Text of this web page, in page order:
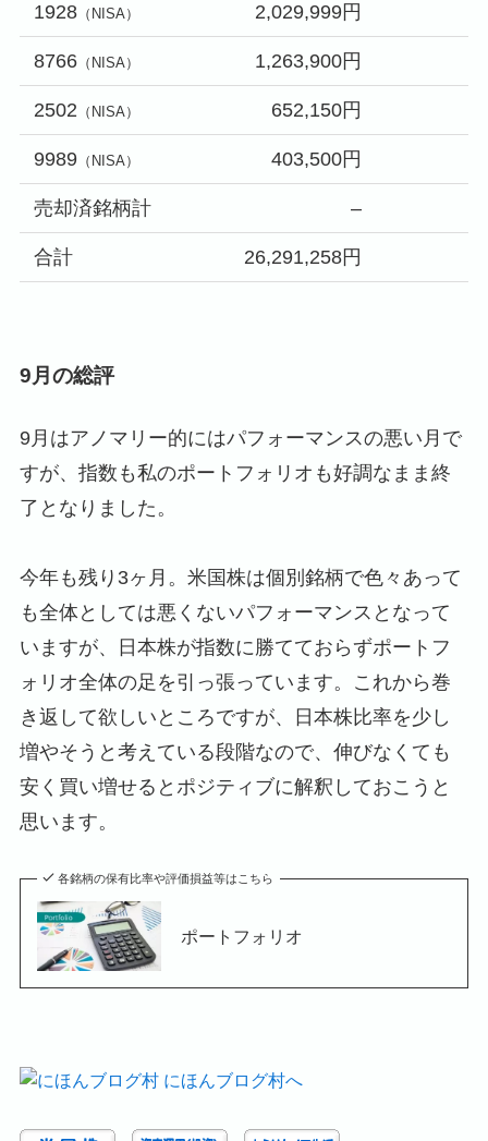
1928 （NISA） 2,029,999円
8766 （NISA） 1,263,900円
2502 （NISA） 652,150円
9989 （NISA） 403,500円
売却済銘柄計 –
合計 26,291,258円
9月の総評
9月はアノマリー的にはパフォーマンスの悪い月で
すが、指数も私のポートフォリオも好調なまま終
了となりました。
今年も残り3ヶ月。米国株は個別銘柄で色々あって
も全体としては悪くないパフォーマンスとなって
いますが、日本株が指数に勝てておらずポートフ
ォリオ全体の足を引っ張っています。これから巻
き返して欲しいところですが、日本株比率を少し
増やそうと考えている段階なので、伸びなくても
安く買い増せるとポジティブに解釈しておこうと
思います。
各銘柄の保有比率や評価損益等はこちら
ポートフォリオ